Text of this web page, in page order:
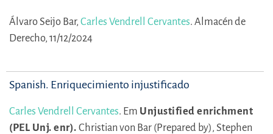
Álvaro Seijo Bar, Carles Vendrell Cervantes. Almacén de
Derecho, 11/12/2024
Spanish. Enriquecimiento injustificado
Carles Vendrell Cervantes. Em Unjustified enrichment
(PEL Unj. enr). Christian von Bar (Prepared by), Stephen